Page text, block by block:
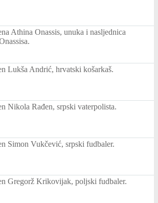
Athina Onassis, unuka i nasljednica
Lukša Andrić, hrvatski košarkaš.
Nikola Rađen, srpski vaterpolista.
Simon Vukčević, srpski fudbaler.
Gregorž Krikovijak, poljski fudbaler.